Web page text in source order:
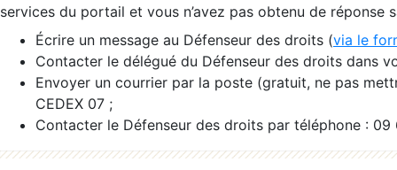
services du portail et vous n’avez pas obtenu de réponse
Écrire un message au Défenseur des droits (via le
Contacter le délégué du Défenseur des droits dans
Envoyer un courrier par la poste (gratuit, ne pas
CEDEX 07 ;
Contacter le Défenseur des droits par téléphone :